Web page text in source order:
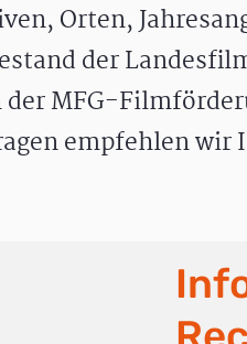
Orten,
der
MFG-
empfehlen wir